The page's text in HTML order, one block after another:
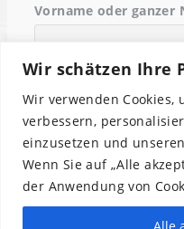
Wir schätzen Ihre
Wir verwenden Cookies,
verbessern,
einzusetzen und
Wenn Sie auf „Alle
der Anwendung von
Alle
Vorname oder ganzer
Email
Indem Du
Datenschutzerklärung.